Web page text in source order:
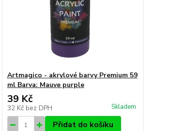
Artmagico - akrylové barvy Premium 59
ml Barva: Mauve purple
39 Kč
32 Kč bez DPH Skladem
Přidat do košíku